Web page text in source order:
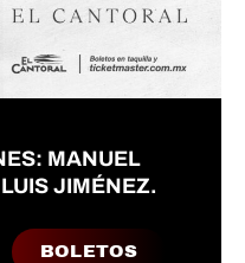
MANUEL
JIMÉNEZ.
BOLETOS